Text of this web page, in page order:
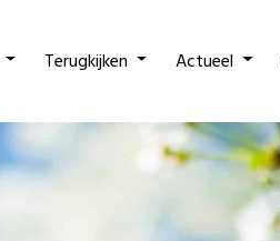
Terugkijken Actueel